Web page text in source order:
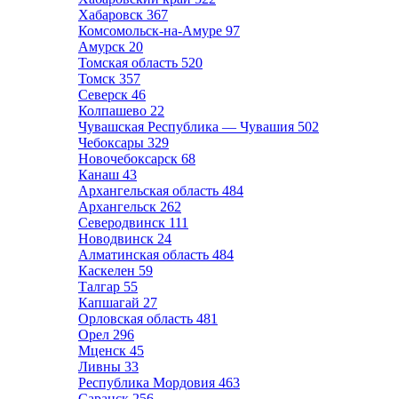
Хабаровск 367
Комсомольск-на-Амуре 97
Амурск 20
Томская область 520
Томск 357
Северск 46
Колпашево 22
Чувашская Республика — Чувашия 502
Чебоксары 329
Новочебоксарск 68
Канаш 43
Архангельская область 484
Архангельск 262
Северодвинск 111
Новодвинск 24
Алматинская область 484
Каскелен 59
Талгар 55
Капшагай 27
Орловская область 481
Орел 296
Мценск 45
Ливны 33
Республика Мордовия 463